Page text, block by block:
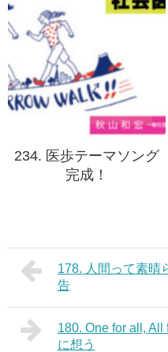
234. 医歩テーマソング
完成！
178. 人間って素晴
告
180. One for all,
に想う